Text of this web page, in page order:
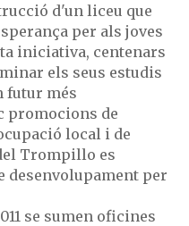
d'un liceu que
per als joves
iniciativa, centenars
els seus estudis
futur més
promocions de
local i de
Trompillo es
desenvolupament per
se sumen oficines